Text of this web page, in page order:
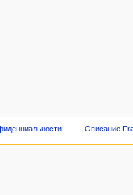
Описание